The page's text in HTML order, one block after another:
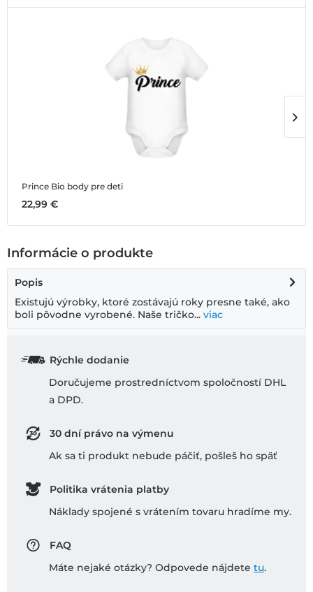
Prince Bio body pre deti
22,99 €
Informácie o produkte
Popis
Existujú výrobky, ktoré zostávajú roky presne také, ako
boli pôvodne vyrobené. Naše tričko... viac
Rýchle dodanie
Doručujeme prostredníctvom spoločností DHL
a DPD.
30 dní právo na výmenu
Ak sa ti produkt nebude páčiť, pošleš ho späť
Politika vrátenia platby
Náklady spojené s vrátením tovaru hradíme my.
FAQ
Máte nejaké otázky? Odpovede nájdete tu.